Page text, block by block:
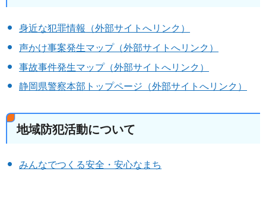
身近な犯罪情報（外部サイトへリンク）
声かけ事案発生マップ（外部サイトへリンク）
事故事件発生マップ（外部サイトへリンク）
静岡県警察本部トップページ（外部サイトへリンク）
地域防犯活動について
みんなでつくる安全・安心なまち